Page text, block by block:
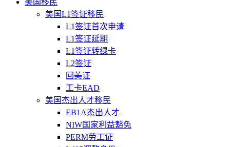
美国L1签证移民
L1签证首次申请
L1签证延期
L1签证转绿卡
L2签证
回美证
工卡EAD
美国杰出人才移民
EB1A杰出人才
NIW国家利益豁免
PERM劳工证